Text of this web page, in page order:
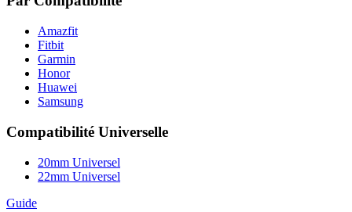
Amazfit
Fitbit
Garmin
Honor
Huawei
Samsung
Compatibilité Universelle
20mm Universel
22mm Universel
Guide